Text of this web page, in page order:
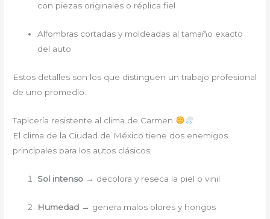
con piezas originales o réplica fiel
Alfombras cortadas y moldeadas al tamaño exacto
del auto
Estos detalles son los que distinguen un trabajo profesional
de uno promedio.
Tapicería resistente al clima de Carmen
El clima de la Ciudad de México tiene dos enemigos
principales para los autos clásicos:
Sol intenso → decolora y reseca la piel o vinil
Humedad → genera malos olores y hongos